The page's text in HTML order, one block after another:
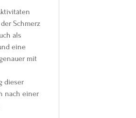
Schmerz
als
eine
mit
dieser
nach einer